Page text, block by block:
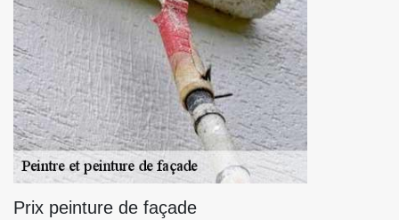
Prix peinture de façade